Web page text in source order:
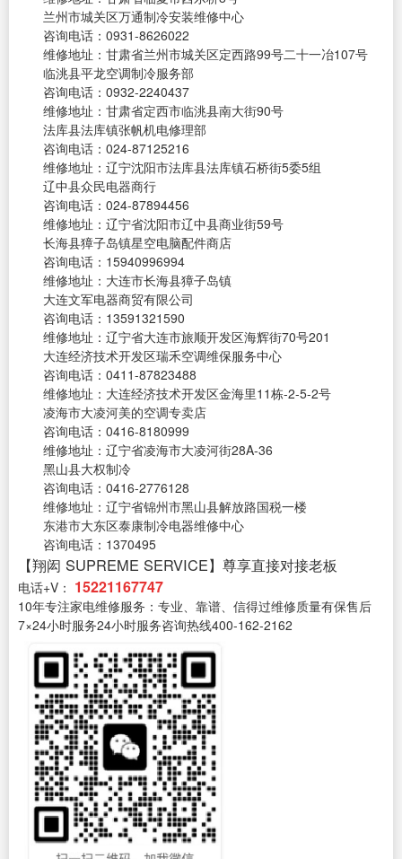
兰州市城关区万通制冷安装维修中心
咨询电话：0931-8626022
维修地址：甘肃省兰州市城关区定西路99号二十一冶107号
临洮县平龙空调制冷服务部
咨询电话：0932-2240437
维修地址：甘肃省定西市临洮县南大街90号
法库县法库镇张帆机电修理部
咨询电话：024-87125216
维修地址：辽宁沈阳市法库县法库镇石桥街5委5组
辽中县众民电器商行
咨询电话：024-87894456
维修地址：辽宁省沈阳市辽中县商业街59号
长海县獐子岛镇星空电脑配件商店
咨询电话：15940996994
维修地址：大连市长海县獐子岛镇
大连文军电器商贸有限公司
咨询电话：13591321590
维修地址：辽宁省大连市旅顺开发区海辉街70号201
大连经济技术开发区瑞禾空调维保服务中心
咨询电话：0411-87823488
维修地址：大连经济技术开发区金海里11栋-2-5-2号
凌海市大凌河美的空调专卖店
咨询电话：0416-8180999
维修地址：辽宁省凌海市大凌河街28A-36
黑山县大权制冷
咨询电话：0416-2776128
维修地址：辽宁省锦州市黑山县解放路国税一楼
东港市大东区泰康制冷电器维修中心
咨询电话：1370495
【翔闳 SUPREME SERVICE】尊享直接对接老板
电话+V： 15221167747
10年专注家电维修服务：专业、靠谱、信得过维修质量有保售后
7×24小时服务24小时服务咨询热线400-162-2162